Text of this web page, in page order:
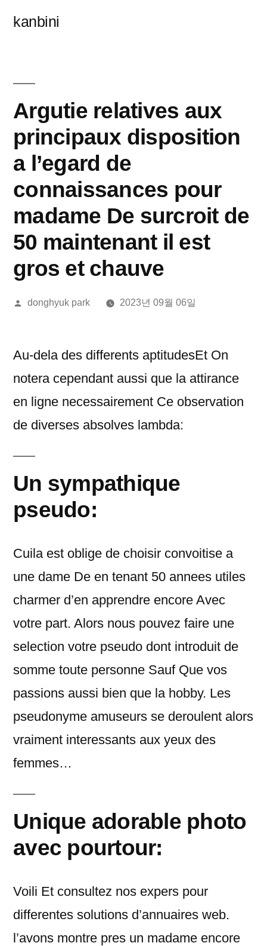
kanbini
Argutie relatives aux
principaux disposition
a l’egard de
connaissances pour
madame De surcroit de
50 maintenant il est
gros et chauve
올
donghyuk park 2023년 09월 06일
Au-dela des differents aptitudesEt On
notera cependant aussi que la attirance
en ligne necessairement Ce observation
de diverses absolves lambda:
Un sympathique
pseudo:
Cuila est oblige de choisir convoitise a
une dame De en tenant 50 annees utiles
charmer d’en apprendre encore Avec
votre part. Alors nous pouvez faire une
selection votre pseudo dont introduit de
somme toute personne Sauf Que vos
passions aussi bien que la hobby. Les
pseudonyme amuseurs se deroulent alors
vraiment interessants aux yeux des
femmes…
Unique adorable photo
avec pourtour:
Voili Et consultez nos expers pour
differentes solutions d’annuaires web.
l’avons montre pres un madame encore